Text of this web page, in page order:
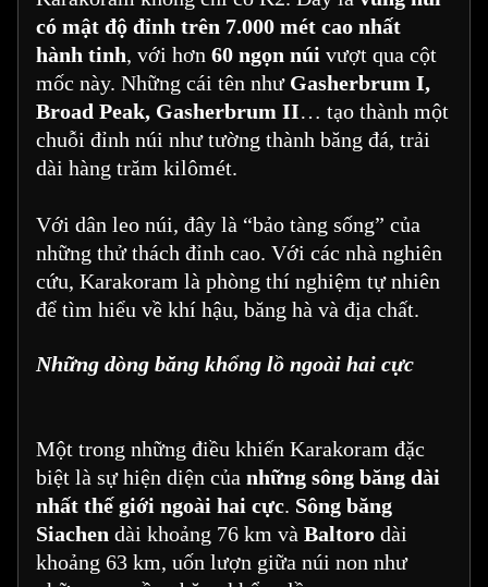
có mật độ đỉnh trên 7.000 mét cao nhất
hành tinh, với hơn 60 ngọn núi vượt qua cột
mốc này. Những cái tên như Gasherbrum I,
Broad Peak, Gasherbrum II… tạo thành một
chuỗi đỉnh núi như tường thành băng đá, trải
dài hàng trăm kilômét.
Với dân leo núi, đây là “bảo tàng sống” của
những thử thách đỉnh cao. Với các nhà nghiên
cứu, Karakoram là phòng thí nghiệm tự nhiên
để tìm hiểu về khí hậu, băng hà và địa chất.
Những dòng băng khổng lồ ngoài hai cực
Một trong những điều khiến Karakoram đặc
biệt là sự hiện diện của những sông băng dài
nhất thế giới ngoài hai cực. Sông băng
Siachen dài khoảng 76 km và Baltoro dài
khoảng 63 km, uốn lượn giữa núi non như